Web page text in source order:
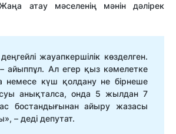
атау мәселенің мәнін дәлірек
жауапкершілік көзделген.
айыппұл. Ал егер қыз кәмелетке
немесе күш қолдану не бірнеше
анықталса, онда 5 жылдан 7
бостандығынан айыру жазасы
– деді депутат.